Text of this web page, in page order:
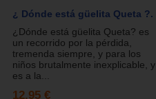
¿ Dónde está güelita Queta ?.
¿Dónde está güelita Queta? es
un recorrido por la pérdida,
tremenda siempre, y para los
niños brutalmente inexplicable, y
es a la...
12.95 €